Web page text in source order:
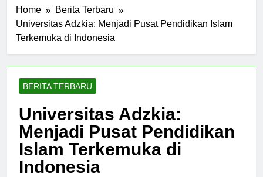
Home
Berita Terbaru
Universitas Adzkia: Menjadi Pusat Pendidikan Islam
Terkemuka di Indonesia
BERITA TERBARU
Universitas Adzkia:
Menjadi Pusat Pendidikan
Islam Terkemuka di
Indonesia